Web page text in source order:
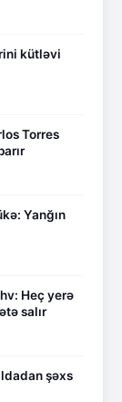
kütləvi
Torres
Yanğın
Heç yerə
salır
şəxs